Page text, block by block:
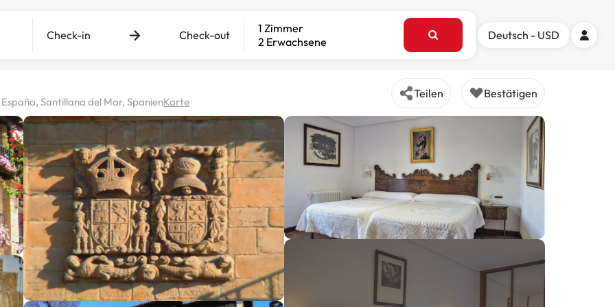
Check-in Check-out
1 Zimmer
2 Erwachsene
Deutsch - USD
Santillana del Mar, SpanienKarte
Teilen Bestätigen